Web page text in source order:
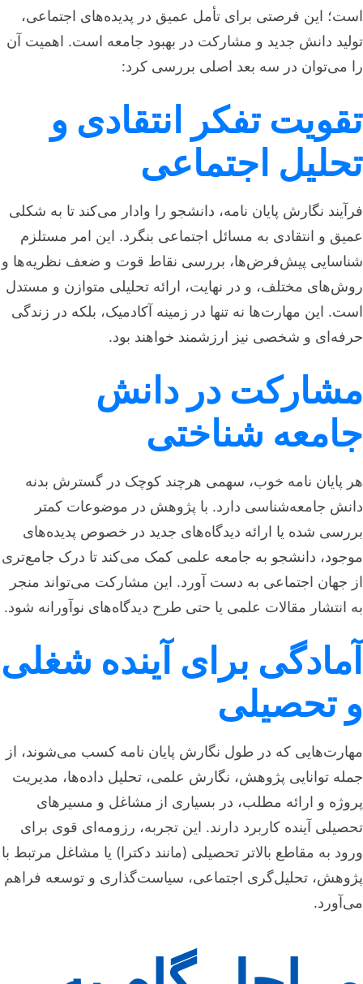
است؛ این فرصتی برای تأمل عمیق در پدیده‌های اجتماعی،
تولید دانش جدید و مشارکت در بهبود جامعه است. اهمیت آن
را می‌توان در سه بعد اصلی بررسی کرد:
تقویت تفکر انتقادی و
تحلیل اجتماعی
فرآیند نگارش پایان نامه، دانشجو را وادار می‌کند تا به شکلی
عمیق و انتقادی به مسائل اجتماعی بنگرد. این امر مستلزم
شناسایی پیش‌فرض‌ها، بررسی نقاط قوت و ضعف نظریه‌ها و
روش‌های مختلف، و در نهایت، ارائه تحلیلی متوازن و مستدل
است. این مهارت‌ها نه تنها در زمینه آکادمیک، بلکه در زندگی
حرفه‌ای و شخصی نیز ارزشمند خواهند بود.
مشارکت در دانش
جامعه شناختی
هر پایان نامه خوب، سهمی هرچند کوچک در گسترش بدنه
دانش جامعه‌شناسی دارد. با پژوهش در موضوعات کمتر
بررسی شده یا ارائه دیدگاه‌های جدید در خصوص پدیده‌های
موجود، دانشجو به جامعه علمی کمک می‌کند تا درک جامع‌تری
از جهان اجتماعی به دست آورد. این مشارکت می‌تواند منجر
به انتشار مقالات علمی یا حتی طرح دیدگاه‌های نوآورانه شود.
آمادگی برای آینده شغلی
و تحصیلی
مهارت‌هایی که در طول نگارش پایان نامه کسب می‌شوند، از
جمله توانایی پژوهش، نگارش علمی، تحلیل داده‌ها، مدیریت
پروژه و ارائه مطلب، در بسیاری از مشاغل و مسیرهای
تحصیلی آینده کاربرد دارند. این تجربه، رزومه‌ای قوی برای
ورود به مقاطع بالاتر تحصیلی (مانند دکترا) یا مشاغل مرتبط با
پژوهش، تحلیل‌گری اجتماعی، سیاست‌گذاری و توسعه فراهم
می‌آورد.